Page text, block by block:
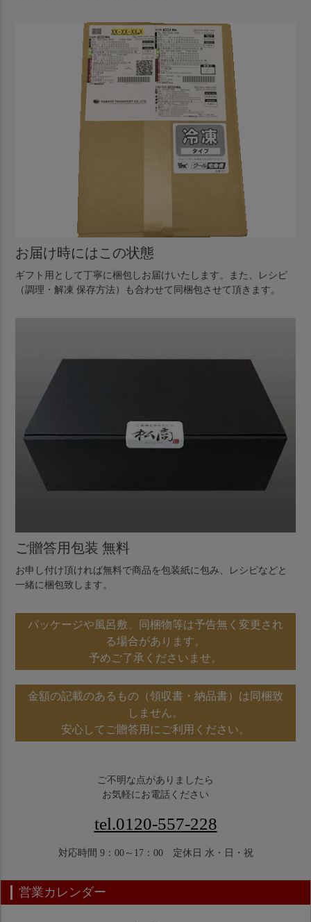
お届け時にはこの状態
ギフト用として丁寧に梱包しお届けいたします。また、レシピ
（調理・解凍 保存方法）も合わせて同梱包させて頂きます。
ご贈答用包装 無料
お申し付け頂ければ無料で商品を包装紙に包み、レシピなどと
一緒に梱包致します。
パッケージや風呂敷、同梱物等は予告無く変更され
る場合があります。
予めご了承くださいませ。
金額の記載のあるもの（領収書・納品書）は同梱致
しません。
安心してご贈答用にご利用ください。
ご不明な点がありましたら
お気軽にお電話ください
tel.0120-557-228
対応時間 9：00～17：00 定休日 水・日・祝
営業カレンダー